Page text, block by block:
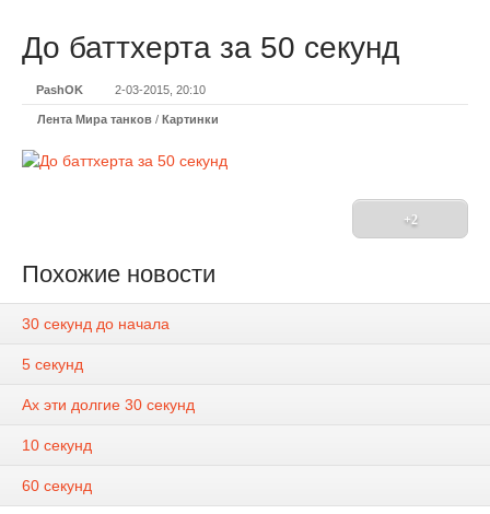
До баттхерта за 50 секунд
PashOK 2-03-2015, 20:10
Лента Мира танков / Картинки
+2
Похожие новости
30 секунд до начала
5 секунд
Ах эти долгие 30 секунд
10 секунд
60 секунд